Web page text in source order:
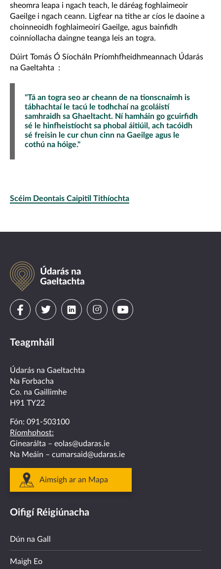
sheomra leapa i ngach teach, le dáréag foghlaimeoir
Gaeilge i ngach ceann. Ligfear na tithe ar cíos le daoine a
choinneoidh foghlaimeoirí Gaeilge, agus bainfidh
coinníollacha daingne teanga leis an togra.
Dúirt Tomás Ó SíocháIn Príomhfheidhmeannach Údarás
na Gaeltahta :
"Tá an togra seo ar cheann de na tionscnaimh is
tábhachtaí le tacú le todhchaí na gcoláistí
samhraidh sa Ghaeltacht. Ní hamháin go gcuirfidh
sé le hinfheistíocht sa phobal áitiúil, ach tacóidh
sé freisin le cur chun cinn na Gaeilge agus le
cothú na hóige."
Scéim Deontais Caipitil Tithíochta
Údarás
na
Gaeltachta
Visit
on
facebook
Visit
on
twitter
Visit
linkedin
VisitVisit
Teagmháil
Údarás na Gaeltachta
Na Forbacha
Co. na Gaillimhe
H91 TY22
Fón: 091-503100
Ríomhphost:
Ginearálta – eolas@udaras.ie
Na Meáin – cumarsaid@udaras.ie
Aimsigh ar an Mapa
Oifigí Réigiúnacha
Dún na Gall
Maigh Eo